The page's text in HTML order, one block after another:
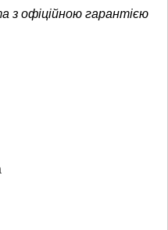
з офіційною гарантією